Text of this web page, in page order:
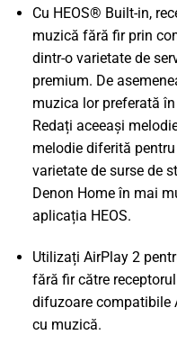
Cu HEOS® Built-in,
muzică fără fir prin
dintr-o varietate de
premium. De
muzica lor preferată
Redați aceeași
melodie diferită
varietate de surse de
Denon Home în mai
aplicația HEOS.
Utilizați AirPlay 2
fără fir către
difuzoare compatibile
cu muzică.